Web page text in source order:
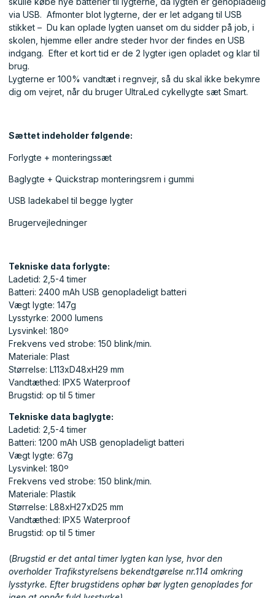
via USB. Afmonter blot lygterne, der er let adgang til USB
stikket – Du kan oplade lygten uanset om du sidder på job, i
skolen, hjemme eller andre steder hvor der findes en USB
indgang. Efter et kort tid er de 2 lygter igen opladet og klar til
brug.
Lygterne er 100% vandtæt i regnvejr, så du skal ikke bekymre
dig om vejret, når du bruger UltraLed cykellygte sæt Smart.
Sættet indeholder følgende:
Forlygte + monteringssæt
Baglygte + Quickstrap monteringsrem i gummi
USB ladekabel til begge lygter
Brugervejledninger
Tekniske data forlygte:
Ladetid: 2,5-4 timer
Batteri: 2400 mAh USB genopladeligt batteri
Vægt lygte: 147g
Lysstyrke: 2000 lumens
Lysvinkel: 180º
Frekvens ved strobe: 150 blink/min.
Materiale: Plast
Størrelse: L113xD48xH29 mm
Vandtæthed: IPX5 Waterproof
Brugstid: op til 5 timer
Tekniske data baglygte:
Ladetid: 2,5-4 timer
Batteri: 1200 mAh USB genopladeligt batteri
Vægt lygte: 67g
Lysvinkel: 180º
Frekvens ved strobe: 150 blink/min.
Materiale: Plastik
Størrelse: L88xH27xD25 mm
Vandtæthed: IPX5 Waterproof
Brugstid: op til 5 timer
(Brugstid er det antal timer lygten kan lyse, hvor den
overholder Trafikstyrelsens bekendtgørelse nr.114 omkring
lysstyrke. Efter brugstidens ophør bør lygten genoplades for